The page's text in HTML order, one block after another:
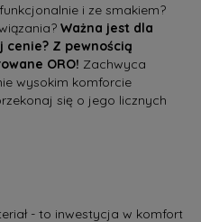
i ze smakiem?
Ważna jest dla
cenie? Z pewnością
ORO! Zachwyca
wysokim komforcie
się o jego licznych
- to inwestycja w komfort